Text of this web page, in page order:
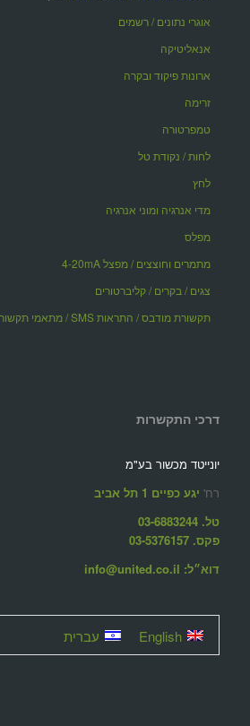
אוגרי נתונים / רשמים
אנאליטיקה
ארונות פיקוד ובקרה
זרימה
טמפרטורה
לחות / נקודת טל
לחץ
מדי אנרגיה ומוני אנרגיה
מפלס
מתמרים וחוצצים / מפצל 4-20mA
צגים / בקרים / קליברטורים
תקשורת מודבס / התראות SMS / מתאמי תקשורת אלחוטי ורשת
דרכי התקשרות
יונייטד מכשור בע"מ
רח' יגע כפיים 1 תל אביב
טל. 03-6883244
פקס. 03-5376157
דוא״ל: info@united.co.il
English עברית